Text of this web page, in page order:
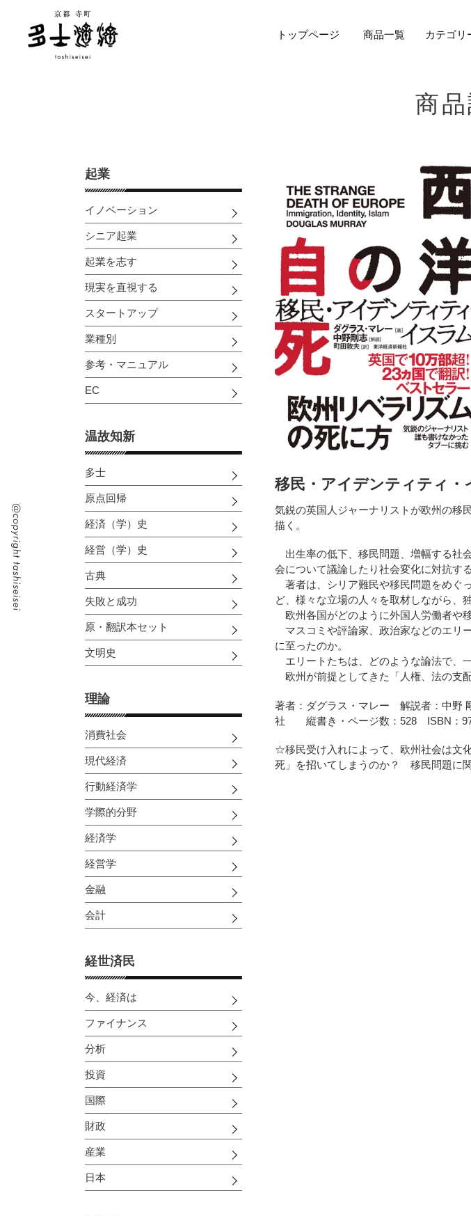
トップページ 商品一覧 カテゴリ
商
起業
イノベーション
シニア起業
起業を志す
現実を直視する
スタートアップ
業種別
参考・マニュアル
EC
温故知新
多士
原点回帰
経済（学）史
経営（学）史
古典
失敗と成功
原・翻訳本セット
文明史
理論
消費社会
現代経済
行動経済学
学際的分野
経済学
経営学
金融
会計
経世済民
今、経済は
ファイナンス
分析
投資
国際
財政
産業
日本
移民・アイデンティティ・
気鋭の英国人ジャーナリストが欧州の移
描く。
出生率の低下、移民問題、増幅する社
会について議論したり社会変化に対抗す
著者は、シリア難民や移民問題をめぐ
ど、様々な立場の人々を取材しながら、
欧州各国がどのように外国人労働者や
マスコミや評論家、政治家などのエリ
に至ったのか。
エリートたちは、どのような論法で、
欧州が前提としてきた「人権、法の支
著者：ダグラス・マレー 解説者：中野
社 縦書き・ページ数：528 ISBN：
☆移民受け入れによって、欧州社会は文
死」を招いてしまうのか？ 移民問題に関